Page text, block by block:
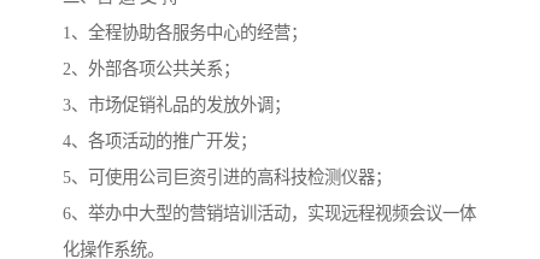
1、全程协助各服务中心的经营；
2、外部各项公共关系；
3、市场促销礼品的发放外调；
4、各项活动的推广开发；
5、可使用公司巨资引进的高科技检测仪器；
6、举办中大型的营销培训活动，实现远程视频会议一体
化操作系统。